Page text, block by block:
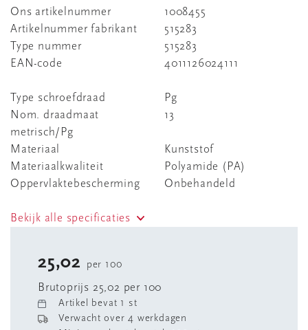
Ons artikelnummer
1008455
Artikelnummer fabrikant
515283
Type nummer
515283
EAN-code
4011126024111
Type schroefdraad
Pg
Nom. draadmaat
metrisch/Pg
13
Materiaal
Kunststof
Materiaalkwaliteit
Polyamide (PA)
Oppervlaktebescherming
Onbehandeld
Bekijk alle specificaties
25,02 per 100
Brutoprijs 25,02 per 100
Artikel bevat 1 st
Verwacht over 4 werkdagen